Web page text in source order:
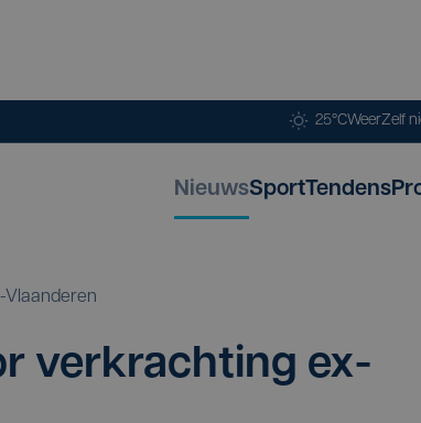
25°CWeerZelf
NieuwsSportTendens
Vlaanderen
ver­krach­ting ex-